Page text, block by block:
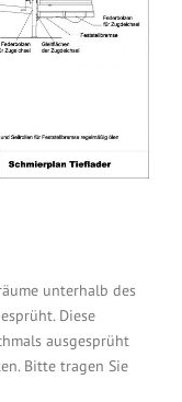
unterhalb des
Diese
ausgesprüht
Bitte tragen Sie